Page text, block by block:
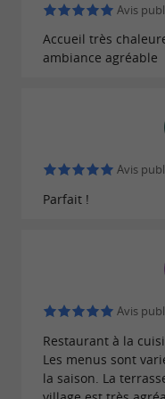
maison
cookies ou la
Toutes les recettes
produits frais,
changent
Des
Vous êtes
Le Sémial ?
gustative parle
Servi sous forme
Avis
Accueil très
ambiance agréable
Avis
Parfait !
Avis
Restaurant à la
Les menus sont
la saison. La